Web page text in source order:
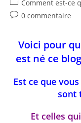
la
publication :
Post
category:
Comment est-ce
Commentaires
publication :
0 commentaire
Voici pour
est né ce
Est ce que
sont
Et celles